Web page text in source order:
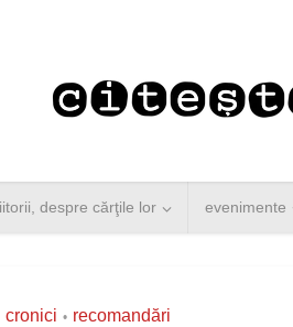
despre cărţile lor evenimente
cronici • recomandări